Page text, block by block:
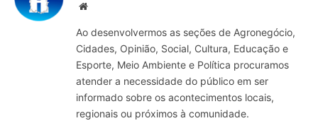
Site
Ao desenvolvermos as seções de Agronegócio,
Cidades, Opinião, Social, Cultura, Educação e
Esporte, Meio Ambiente e Política procuramos
atender a necessidade do público em ser
informado sobre os acontecimentos locais,
regionais ou próximos à comunidade.